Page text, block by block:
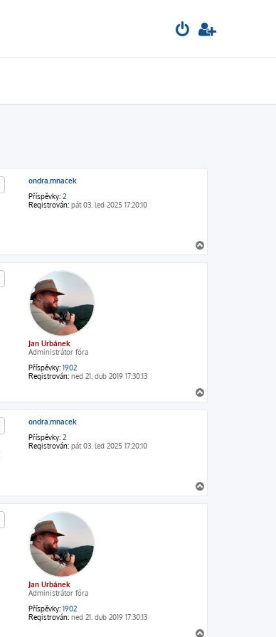
ondra.mnacek
Příspěvky: 2
Registrován: pát 03. led 2025 17:20:10
a
h
Jan Urbánek
Administrátor fóra
Příspěvky: 1902
Registrován: ned 21. dub 2019 17:30:13
a
h
ondra.mnacek
Příspěvky: 2
Registrován: pát 03. led 2025 17:20:10
a
h
Jan Urbánek
Administrátor fóra
Příspěvky: 1902
Registrován: ned 21. dub 2019 17:30:13